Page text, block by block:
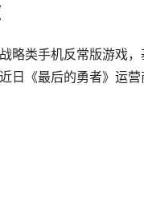
略类手机反常版游戏
日《最后的勇者》运